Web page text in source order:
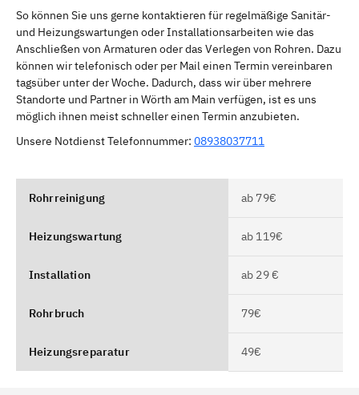
So können Sie uns gerne kontaktieren für regelmäßige Sanitär-
und Heizungswartungen oder Installationsarbeiten wie das
Anschließen von Armaturen oder das Verlegen von Rohren. Dazu
können wir telefonisch oder per Mail einen Termin vereinbaren
tagsüber unter der Woche. Dadurch, dass wir über mehrere
Standorte und Partner in Wörth am Main verfügen, ist es uns
möglich ihnen meist schneller einen Termin anzubieten.
Unsere Notdienst Telefonnummer: 08938037711
Rohrreinigung ab 79€
Heizungswartung ab 119€
Installation ab 29 €
Rohrbruch 79€
Heizungsreparatur 49€